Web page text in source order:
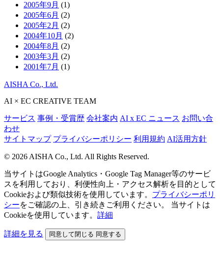
2005年9月 (1)
2005年6月 (2)
2005年2月 (2)
2004年10月 (2)
2004年8月 (2)
2003年3月 (2)
2001年7月 (1)
AISHA Co., Ltd.
AI × EC CREATIVE TEAM
サービス 事例・受賞歴 会社案内 AI x EC ニュース お問い合
わせ
サイトマップ プライバシーポリシー 利用規約 AI活用方針
© 2026 AISHA Co., Ltd. All Rights Reserved.
当サイトはGoogle Analytics・Google Tag Manager等のサービ
スを利用しており、利便性向上・アクセス解析を目的として
Cookieおよび類似技術を使用しています。 プライバシーポリ
シーをご確認の上、引き続きご利用ください。
当サイトは
Cookieを使用しています。 詳細
詳細を見る 同意して閉じる 同意する